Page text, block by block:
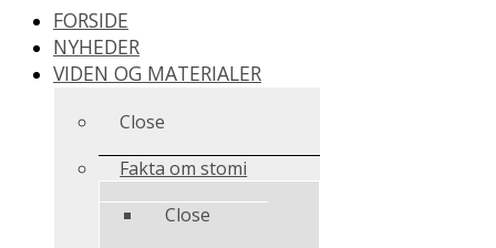
FORSIDE
NYHEDER
VIDEN OG MATERIALER
Close
Fakta om stomi
Close